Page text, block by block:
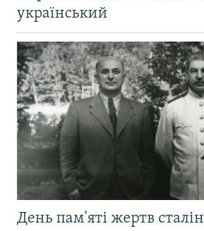
український
День пам'яті жертв